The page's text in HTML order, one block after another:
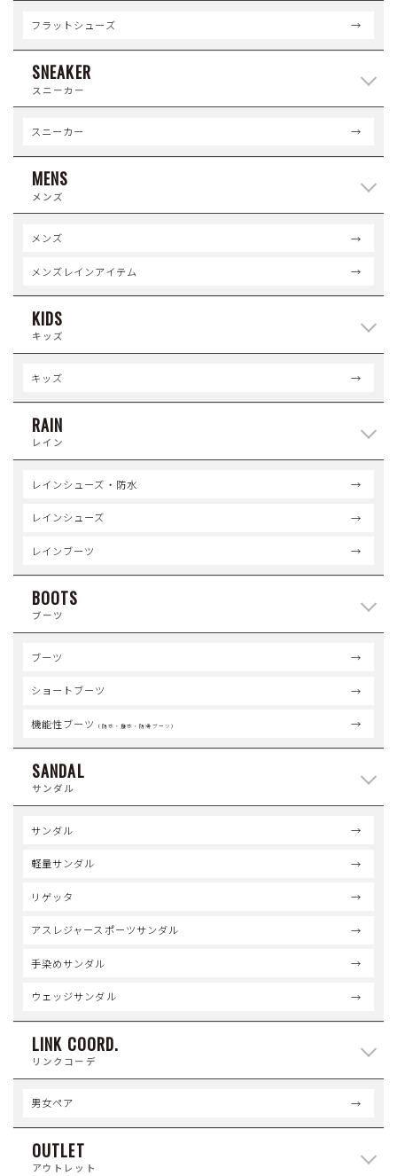
フラットシューズ
SNEAKER
スニーカー
スニーカー
MENS
メンズ
メンズ
メンズレインアイテム
KIDS
キッズ
キッズ
RAIN
レイン
レインシューズ・防水
レインシューズ
レインブーツ
BOOTS
ブーツ
ブーツ
ショートブーツ
機能性ブーツ （防水・撥水・防滑ブーツ）
SANDAL
サンダル
サンダル
軽量サンダル
リゲッタ
アスレジャースポーツサンダル
手染めサンダル
ウェッジサンダル
LINK COORD.
リンクコーデ
男女ペア
OUTLET
アウトレット